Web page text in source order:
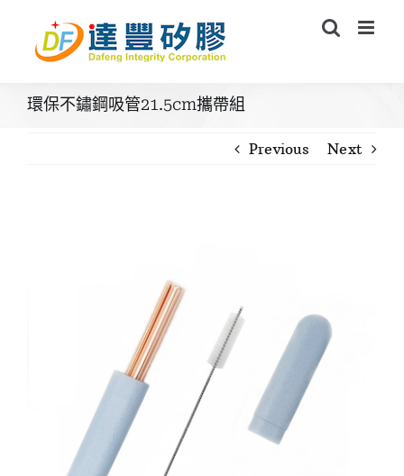
content
環保不鏽鋼吸管21.5cm攜帶組
Previous Next